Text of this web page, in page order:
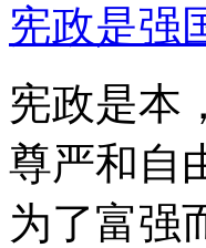
宪政是强
宪政是本
尊严和自
为了富强